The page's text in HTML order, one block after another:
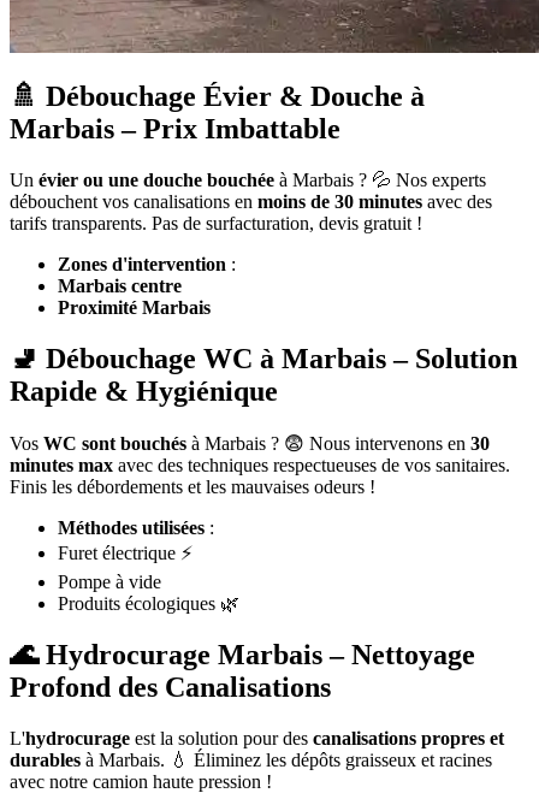
🚿 Débouchage Évier & Douche à
Marbais – Prix Imbattable
Un évier ou une douche bouchée à Marbais ? 💦 Nos experts
débouchent vos canalisations en moins de 30 minutes avec des
tarifs transparents. Pas de surfacturation, devis gratuit !
Zones d'intervention :
Marbais centre
Proximité Marbais
🚽 Débouchage WC à Marbais – Solution
Rapide & Hygiénique
Vos WC sont bouchés à Marbais ? 😨 Nous intervenons en 30
minutes max avec des techniques respectueuses de vos sanitaires.
Finis les débordements et les mauvaises odeurs !
Méthodes utilisées :
Furet électrique ⚡
Pompe à vide
Produits écologiques 🌿
🌊 Hydrocurage Marbais – Nettoyage
Profond des Canalisations
L'hydrocurage est la solution pour des canalisations propres et
durables à Marbais. 💧 Éliminez les dépôts graisseux et racines
avec notre camion haute pression !